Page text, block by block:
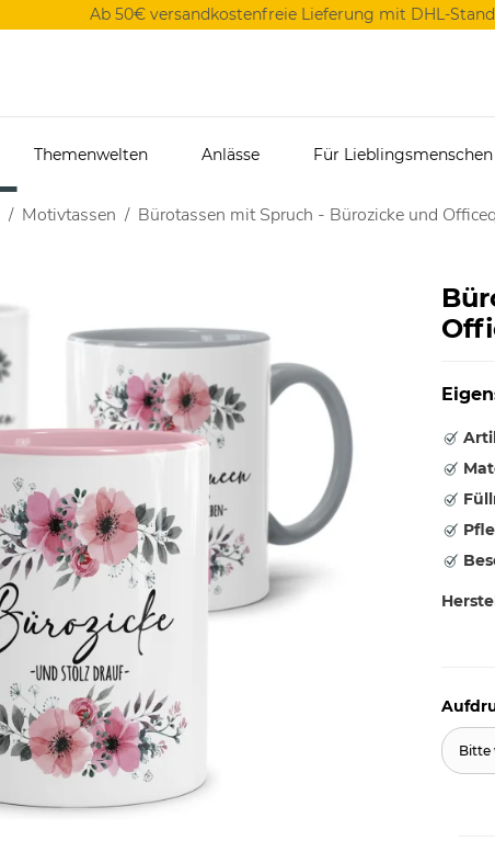
Ab 50€ versandkostenfreie Lieferung mit DHL-
Themenwelten Anlässe Für Lieblingsmenschen
Motivtassen Bürotassen mit Spruch - Bürozicke und
Bitte